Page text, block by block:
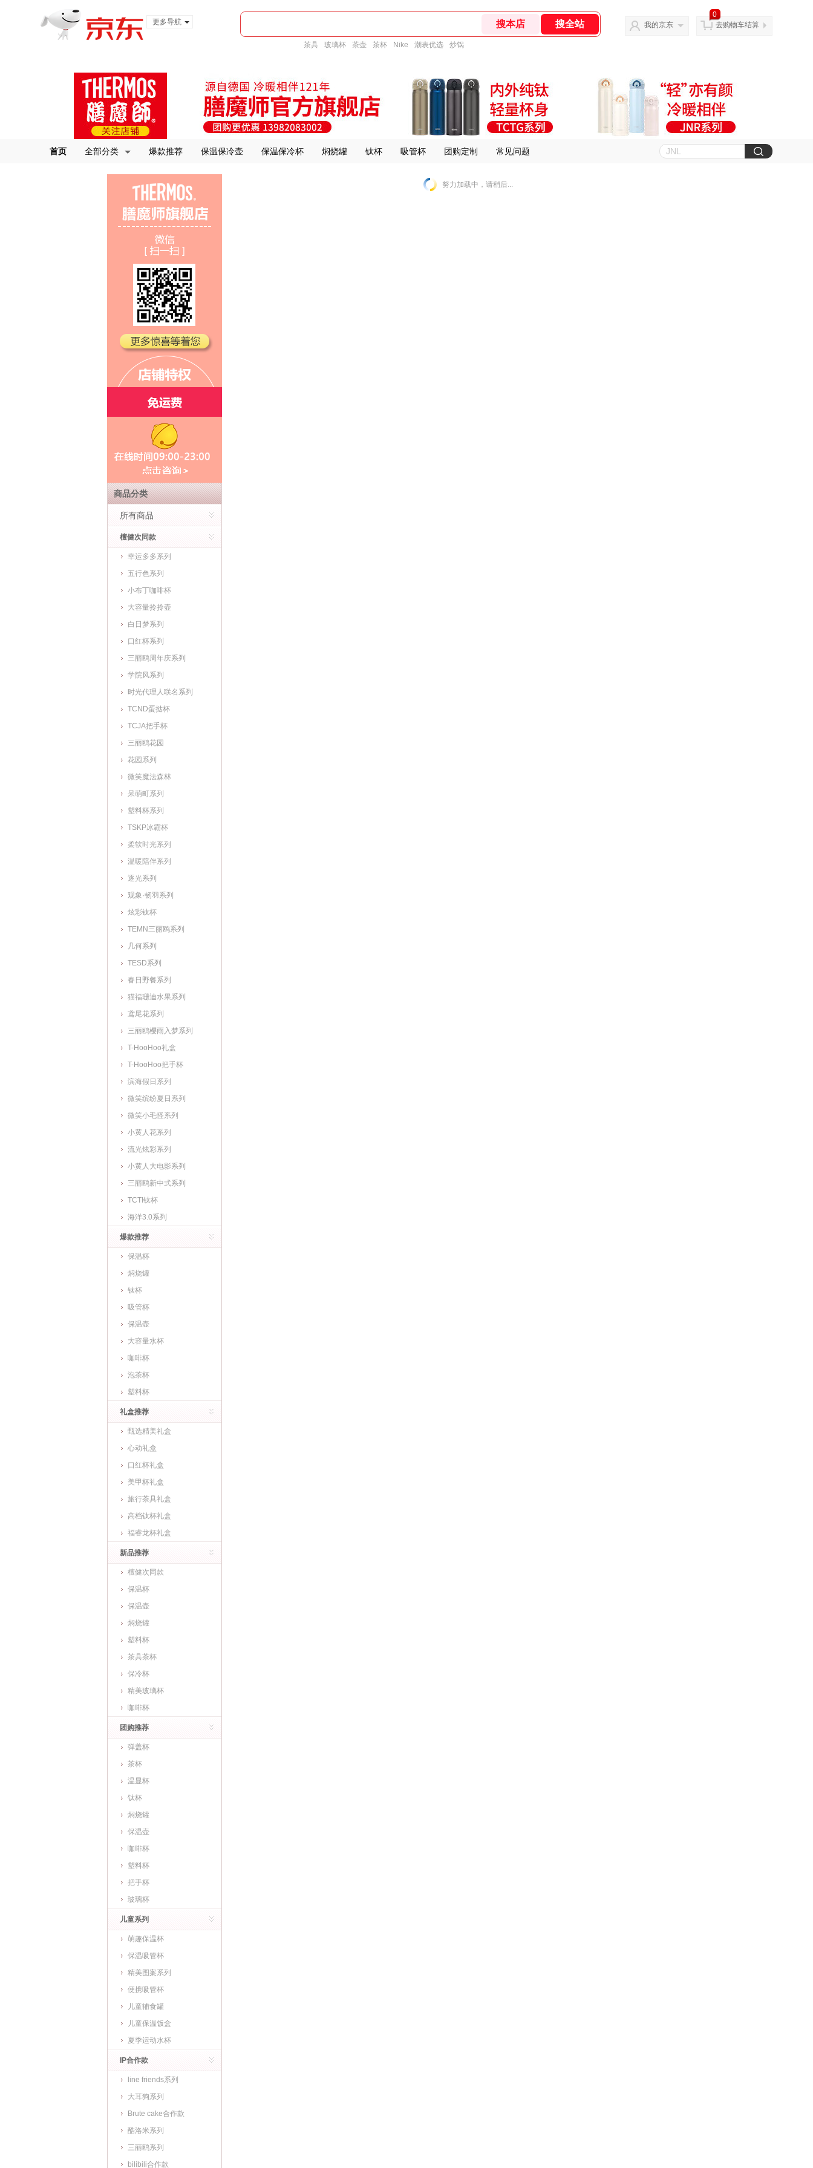
更多导航
茶具 玻璃杯 茶壶 茶杯 Nike 潮表优选 炒锅
我的京东
0
去购物车结算
首页 全部分类 爆款推荐 保温保冷壶 保温保冷杯 焖烧罐 钛杯 吸管杯 团购定制 常见问题
商品分类
所有商品
檀健次同款
幸运多多系列
五行色系列
小布丁咖啡杯
大容量拎拎壶
白日梦系列
口红杯系列
三丽鸥周年庆系列
学院风系列
时光代理人联名系列
TCND蛋挞杯
TCJA把手杯
三丽鸥花园
花园系列
微笑魔法森林
呆萌町系列
塑料杯系列
TSKP冰霸杯
柔软时光系列
温暖陪伴系列
逐光系列
观象·韧羽系列
炫彩钛杯
TEMN三丽鸥系列
几何系列
TESD系列
春日野餐系列
猫福珊迪水果系列
鸢尾花系列
三丽鸥樱雨入梦系列
T-HooHoo礼盒
T-HooHoo把手杯
滨海假日系列
微笑缤纷夏日系列
微笑小毛怪系列
小黄人花系列
流光炫彩系列
小黄人大电影系列
三丽鸥新中式系列
TCTI钛杯
海洋3.0系列
爆款推荐
保温杯
焖烧罐
钛杯
吸管杯
保温壶
大容量水杯
咖啡杯
泡茶杯
塑料杯
礼盒推荐
甄选精美礼盒
心动礼盒
口红杯礼盒
美甲杯礼盒
旅行茶具礼盒
高档钛杯礼盒
福睿龙杯礼盒
新品推荐
檀健次同款
保温杯
保温壶
焖烧罐
塑料杯
茶具茶杯
保冷杯
精美玻璃杯
咖啡杯
团购推荐
弹盖杯
茶杯
温显杯
钛杯
焖烧罐
保温壶
咖啡杯
塑料杯
把手杯
玻璃杯
儿童系列
萌趣保温杯
保温吸管杯
精美图案系列
便携吸管杯
儿童辅食罐
儿童保温饭盒
夏季运动水杯
IP合作款
line friends系列
大耳狗系列
Brute cake合作款
酷洛米系列
三丽鸥系列
bilibili合作款
努力加载中，请稍后...